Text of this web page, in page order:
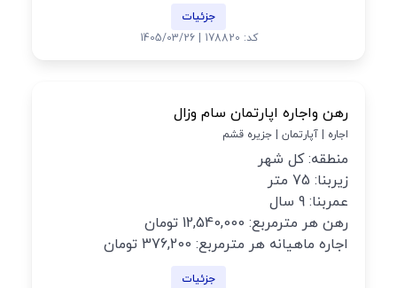
جزئیات
کد: 178820 | 1405/03/26
رهن واجاره اپارتمان سام وزال
اجاره | آپارتمان | جزیره قشم
منطقه: کل شهر
زیربنا: 75 متر
عمربنا: 9 سال
رهن هر مترمربع: 12,540,000 تومان
اجاره ماهیانه هر مترمربع: 376,200 تومان
جزئیات